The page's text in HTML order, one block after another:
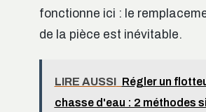
fonctionne ici : le
de la pièce est inévitable.
LIRE AUSSI Régler un
chasse d'eau : 2 méthodes